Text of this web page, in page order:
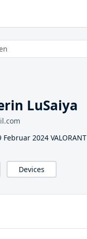
LuSaiya
Februar 2024 VALORANT
Devices